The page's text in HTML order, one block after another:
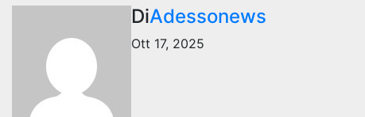
DiAdessonews
Ott 17, 2025